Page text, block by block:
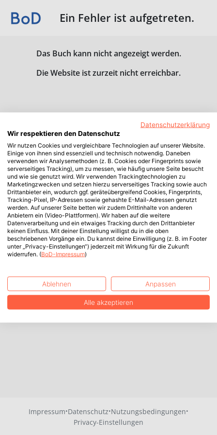
Ein Fehler ist aufgetreten.
Das Buch kann nicht angezeigt werden.
Die Website ist zurzeit nicht erreichbar.
Impressum·Datenschutz·Nutzungsbedingungen·
Privacy-Einstellungen
Datenschutzerklärung
Wir respektieren den Datenschutz
Wir nutzen Cookies und vergleichbare Technologien auf unserer Website.
Einige von ihnen sind essenziell und technisch notwendig. Daneben
verwenden wir Analysemethoden (z. B. Cookies oder Fingerprints sowie
serverseitiges Tracking), um zu messen, wie häufig unsere Seite besucht
und wie sie genutzt wird. Wir verwenden Trackingtechnologien zu
Marketingzwecken und setzen hierzu serverseitiges Tracking sowie auch
Drittanbieter ein, wodurch ggf. geräteübergreifend Cookies, Fingerprints,
Tracking-Pixel, IP-Adressen sowie gehashte E-Mail-Adressen genutzt
werden. Auf unserer Seite betten wir zudem Drittinhalte von anderen
Anbietern ein (Video-Plattformen). Wir haben auf die weitere
Datenverarbeitung und ein etwaiges Tracking durch den Drittanbieter
keinen Einfluss. Mit deiner Einstellung willigst du in die oben
beschriebenen Vorgänge ein. Du kannst deine Einwilligung (z. B. im Footer
unter „Privacy-Einstellungen“) jederzeit mit Wirkung für die Zukunft
widerrufen. (BoD-Impressum)
Ablehnen Anpassen
Alle akzeptieren